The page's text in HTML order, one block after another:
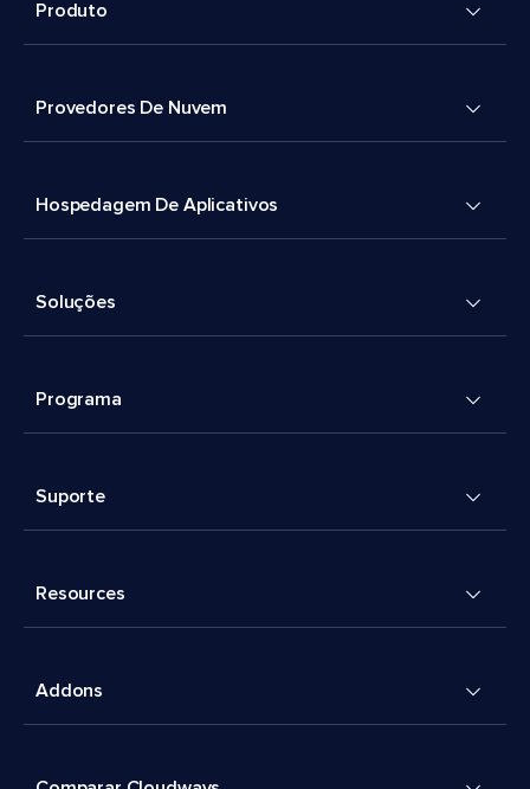
Produto
Provedores De Nuvem
Hospedagem De Aplicativos
Soluções
Programa
Suporte
Resources
Addons